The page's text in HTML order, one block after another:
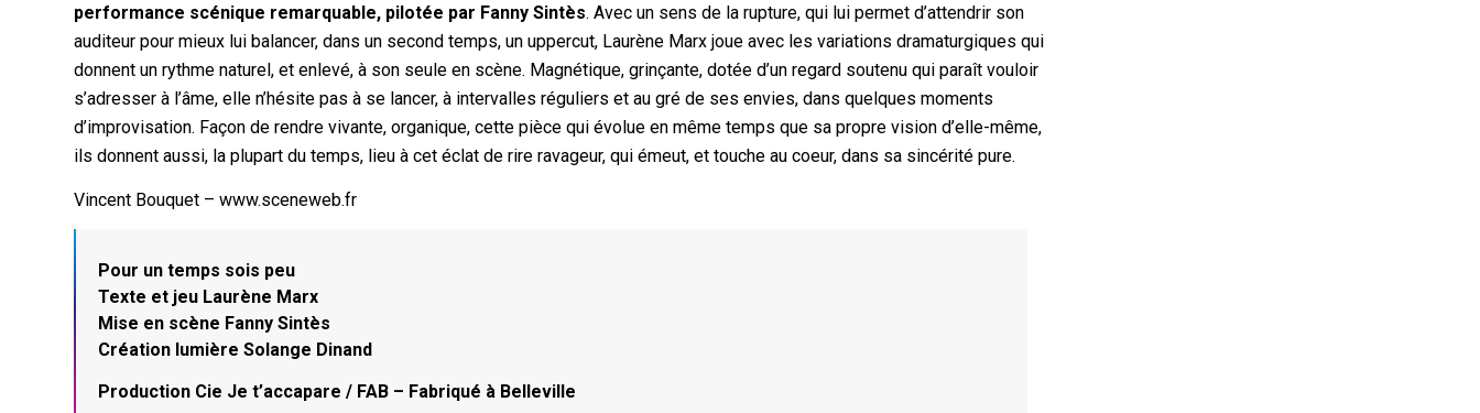
performance scénique remarquable, pilotée par Fanny Sintès. Avec un sens de la rupture, qui lui permet d’attendrir son
auditeur pour mieux lui balancer, dans un second temps, un uppercut, Laurène Marx joue avec les variations dramaturgiques qui
donnent un rythme naturel, et enlevé, à son seule en scène. Magnétique, grinçante, dotée d’un regard soutenu qui paraît vouloir
s’adresser à l’âme, elle n’hésite pas à se lancer, à intervalles réguliers et au gré de ses envies, dans quelques moments
d’improvisation. Façon de rendre vivante, organique, cette pièce qui évolue en même temps que sa propre vision d’elle-même,
ils donnent aussi, la plupart du temps, lieu à cet éclat de rire ravageur, qui émeut, et touche au coeur, dans sa sincérité pure.
Vincent Bouquet – www.sceneweb.fr
Pour un temps sois peu
Texte et jeu Laurène Marx
Mise en scène Fanny Sintès
Création lumière Solange Dinand
Production Cie Je t’accapare / FAB – Fabriqué à Belleville